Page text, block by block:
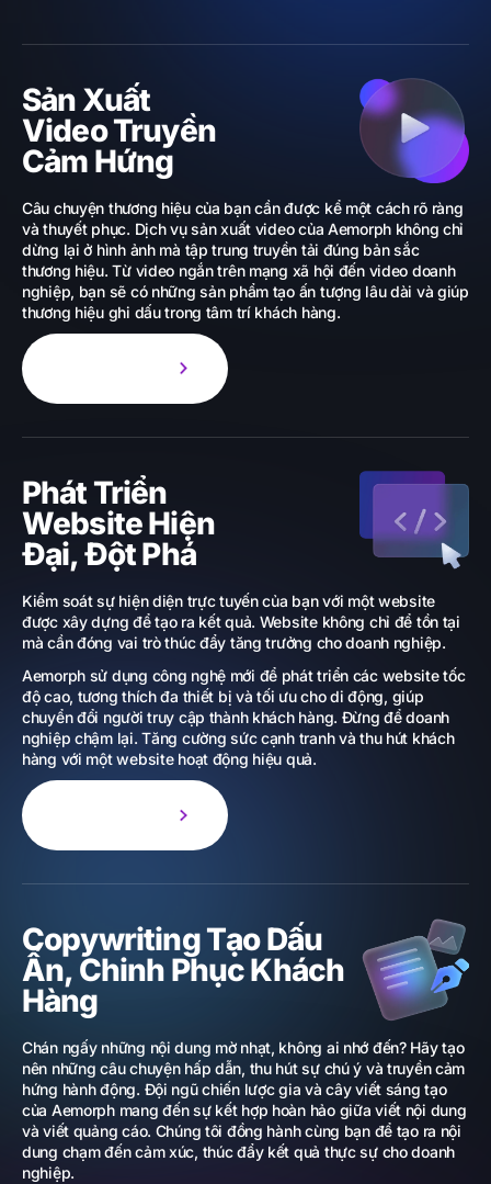
Sản Xuất
Video Truyền
Cảm Hứng
Câu chuyện thương hiệu của bạn cần được kể một cách rõ ràng
và thuyết phục. Dịch vụ sản xuất video của Aemorph không chỉ
dừng lại ở hình ảnh mà tập trung truyền tải đúng bản sắc
thương hiệu. Từ video ngắn trên mạng xã hội đến video doanh
nghiệp, bạn sẽ có những sản phẩm tạo ấn tượng lâu dài và giúp
thương hiệu ghi dấu trong tâm trí khách hàng.
Phát Triển
Website Hiện
Đại, Đột Phá
Kiểm soát sự hiện diện trực tuyến của bạn với một website
được xây dựng để tạo ra kết quả. Website không chỉ để tồn tại
mà cần đóng vai trò thúc đẩy tăng trưởng cho doanh nghiệp.
Aemorph sử dụng công nghệ mới để phát triển các website tốc
độ cao, tương thích đa thiết bị và tối ưu cho di động, giúp
chuyển đổi người truy cập thành khách hàng. Đừng để doanh
nghiệp chậm lại. Tăng cường sức cạnh tranh và thu hút khách
hàng với một website hoạt động hiệu quả.
Copywriting Tạo Dấu
Ấn, Chinh Phục Khách
Hàng
Chán ngấy những nội dung mờ nhạt, không ai nhớ đến? Hãy tạo
nên những câu chuyện hấp dẫn, thu hút sự chú ý và truyền cảm
hứng hành động. Đội ngũ chiến lược gia và cây viết sáng tạo
của Aemorph mang đến sự kết hợp hoàn hảo giữa viết nội dung
và viết quảng cáo. Chúng tôi đồng hành cùng bạn để tạo ra nội
dung chạm đến cảm xúc, thúc đẩy kết quả thực sự cho doanh
nghiệp.